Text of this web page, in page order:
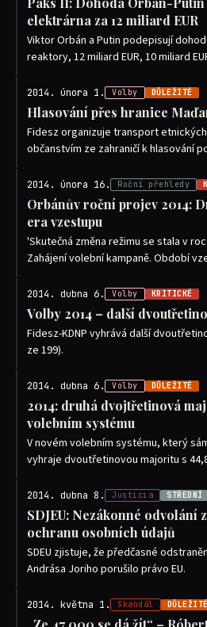
elektrárna za 12 miliard EUR
Viktor Orbán a Putin podepisují
reaktory, 12 miliard EUR, 10 miliard
2014. února 1. Volby DŮLEŽITÉ
Hlasování přes hranice
Fidesz organizuje transport
občanstvím ze zahraničí k hlasování
2014. února 16. Roční přehledy
Orbánův roční projev 2014:
era vzestupu
'Skutečná změna režimu se stala v
Zahájení volební kampaně. Období
2014. dubna 6. Volby KRITICKÉ
Volby 2014 – další
Fidesz-KDNP vyhrává další
ze 199).
2014. dubna 6. Volby DŮLEŽITÉ
2014: druhá dvojtřetinová
volebním systému
V novém volebním systému, který
vyhraje dvoutřetinovou majoritu s
2014. dubna 8. Justicia STŘEDNÍ
SDJEU: Nezákonné odvolání
ochranu osobních údajů
SDEU zjistuje, že předčasné
Andrása Joriho porušilo právo EU.
2014. května 1. Skandál DŮLEŽITÉ